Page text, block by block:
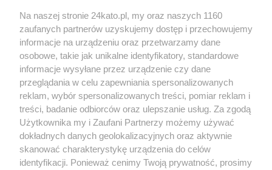
1 / 10
Kamienica przy ul.
Teatralnej 9, Katowice
Wydawca mediów lokalnych
Nie zapomnij
zapoznać się z:
polityką prywatności regulamin korzystania z portali
Twojemiasto
Piekary Śląskie
Chorzów
Tarnowskie Góry
Skontakuj sięz nami
Kontakt
Wydawca
Redakcja
Na naszej stronie 24kato.pl, my oraz naszych 1160
zaufanych partnerów uzyskujemy dostęp i przechowujemy
informacje na urządzeniu oraz przetwarzamy dane
osobowe, takie jak unikalne identyfikatory, standardowe
informacje wysyłane przez urządzenie czy dane
przeglądania w celu zapewniania spersonalizowanych
reklam, wybór spersonalizowanych treści, pomiar reklam i
treści, badanie odbiorców oraz ulepszanie usług. Za zgodą
Użytkownika my i Zaufani Partnerzy możemy używać
dokładnych danych geolokalizacyjnych oraz aktywnie
skanować charakterystykę urządzenia do celów
identyfikacji. Ponieważ cenimy Twoją prywatność, prosimy